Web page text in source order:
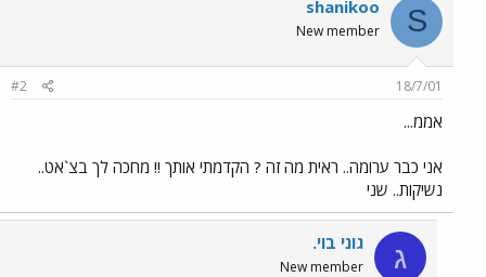
S
shanikoo
New member
18/7/01
#2
אממ...
אני כבר ערומה.. ראית מה זה ? הקדמתי אותך !! מחכה לך בצ`אט..
נשיקות.. שני
ג גוני בוי.
New member